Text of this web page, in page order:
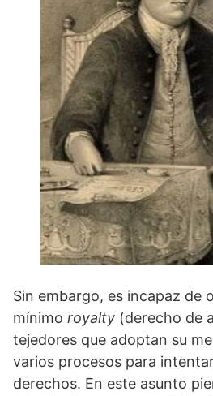
Sin embargo, es incapaz de
mínimo royalty (derecho de
tejedores que adoptan su
varios procesos para
derechos. En este asunto